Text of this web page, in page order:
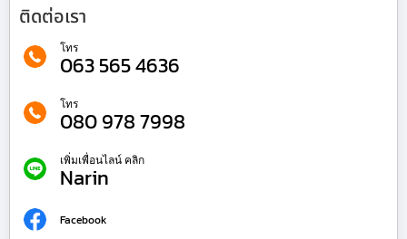
ติดต่อเรา
โทร
063 565 4636
โทร
080 978 7998
เพิ่มเพื่อนไลน์ คลิก
Narin
Facebook